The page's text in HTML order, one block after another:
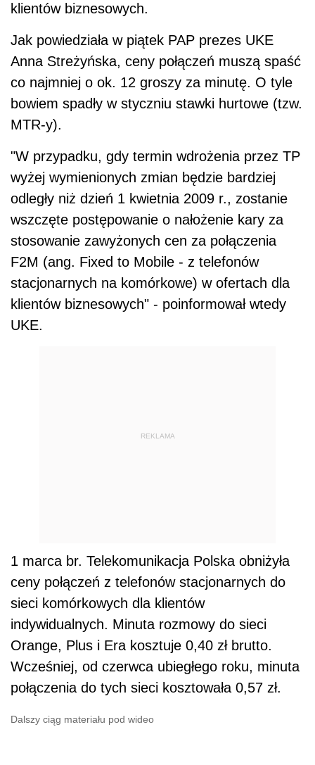
klientów biznesowych.
Jak powiedziała w piątek PAP prezes UKE
Anna Streżyńska, ceny połączeń muszą spaść
co najmniej o ok. 12 groszy za minutę. O tyle
bowiem spadły w styczniu stawki hurtowe (tzw.
MTR-y).
"W przypadku, gdy termin wdrożenia przez TP
wyżej wymienionych zmian będzie bardziej
odległy niż dzień 1 kwietnia 2009 r., zostanie
wszczęte postępowanie o nałożenie kary za
stosowanie zawyżonych cen za połączenia
F2M (ang. Fixed to Mobile - z telefonów
stacjonarnych na komórkowe) w ofertach dla
klientów biznesowych" - poinformował wtedy
UKE.
REKLAMA
1 marca br. Telekomunikacja Polska obniżyła
ceny połączeń z telefonów stacjonarnych do
sieci komórkowych dla klientów
indywidualnych. Minuta rozmowy do sieci
Orange, Plus i Era kosztuje 0,40 zł brutto.
Wcześniej, od czerwca ubiegłego roku, minuta
połączenia do tych sieci kosztowała 0,57 zł.
Dalszy ciąg materiału pod wideo